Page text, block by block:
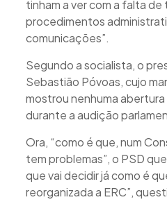
tinham a ver com a falta
procedimentos
comunicações”.
Segundo a socialista, o
Sebastião Póvoas, cujo
mostrou nenhuma abertura
durante a audição
Ora, “como é que, num
tem problemas”, o PSD
que vai decidir já como é
reorganizada a ERC”,